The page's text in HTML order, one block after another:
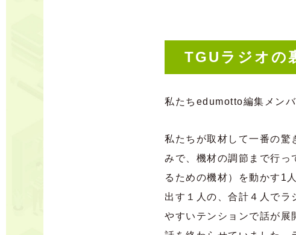
TGUラジオの
私たちedumotto編集メン
私たちが取材して一番の驚
みで、機材の調節まで行っ
るための機材）を動かす1
出す１人の、合計４人でラ
やすいテンションで話が展